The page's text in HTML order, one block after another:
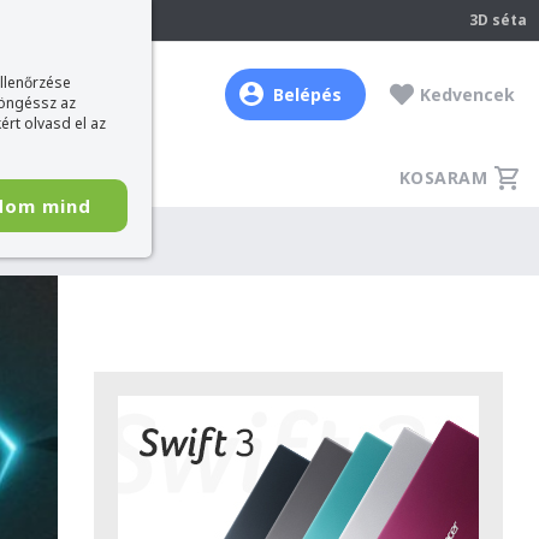
az
olvasd el az
mind
3D séta
Belépés Kedvencek
KOSARAM